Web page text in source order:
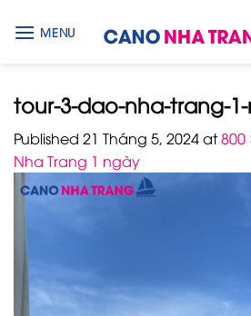
MENU
tour-3-dao-nha-trang-
Published 21 Tháng 5, 2024at800
Nha Trang 1 ngày